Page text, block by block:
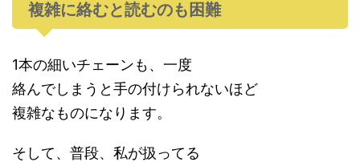
複雑に絡むと読むのも困難
1本の細いチェーンも、一度
絡んでしまうと手の付けられないほど
複雑なものになります。
そして、普段、私が扱ってる